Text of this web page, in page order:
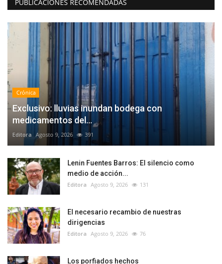
PUBLICACIONES RECOMENDADAS
Crónica
Exclusivo: lluvias inundan bodega con
medicamentos del...
Editora Agosto 9, 2026 391
Lenin Fuentes Barros: El silencio como
medio de acción...
Editora Agosto 9, 2026 131
El necesario recambio de nuestras
dirigencias
Editora Agosto 9, 2026 76
Los porfiados hechos